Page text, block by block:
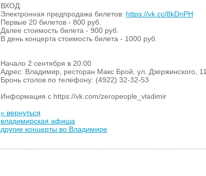
ВХОД:
Электронная предпродажа билетов: https://vk.cc/8kDnPH
Первые 20 билетов - 800 руб.
Далее стоимость билета - 900 руб.
В день концерта стоимость билета - 1000 руб.
Начало 2 сентября в 20:00
Адрес: Владимир, ресторан Макс Брой, ул. Дзержинского, 11
Бронь столов по телефону: (4922) 32-32-53
Информация с https://vk.com/zeropeople_vladimir
« вернуться
владимирская афиша
другие концерты во Владимире